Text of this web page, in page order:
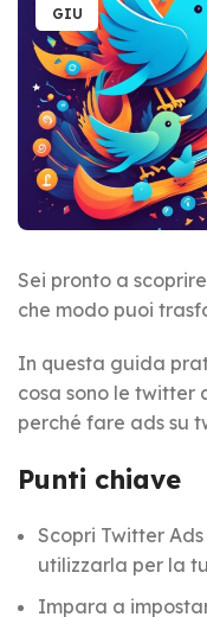
GIU
Sei pronto a
che modo puoi
In questa guida
cosa sono le twitter
perché fare ads su
Punti chiave
Scopri Twitter
utilizzarla per la
Impara a